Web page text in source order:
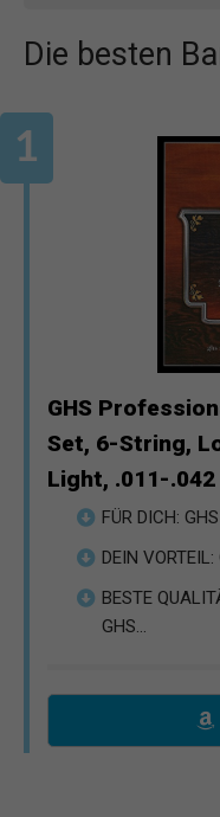
Die besten
GHS
Set, 6-String,
Light, .011-.042
FÜR DICH:
DEIN
BESTE
GHS...